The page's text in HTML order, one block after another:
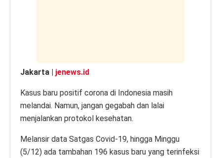
Jakarta | jenews.id
Kasus baru positif corona di Indonesia masih
melandai. Namun, jangan gegabah dan lalai
menjalankan protokol kesehatan.
Melansir data Satgas Covid-19, hingga Minggu
(5/12) ada tambahan 196 kasus baru yang terinfeksi